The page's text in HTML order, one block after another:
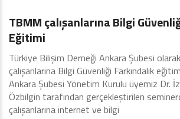
TBMM çalışanlarına Bilgi
Eğitimi
Türkiye Bilişim Derneği Ankara Şubesi
çalışanlarına Bilgi Güvenliği Farkındalık
Ankara Şubesi Yönetim Kurulu üyemiz Dr.
Özbilgin tarafından gerçekleştirilen
çalışanlarına internet ve bilgi
Şubelerimiz